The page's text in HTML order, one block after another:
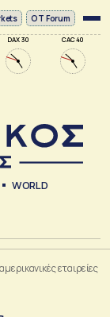
DAX 30 CAC 40
OT Forum
WORLD
εταιρείες